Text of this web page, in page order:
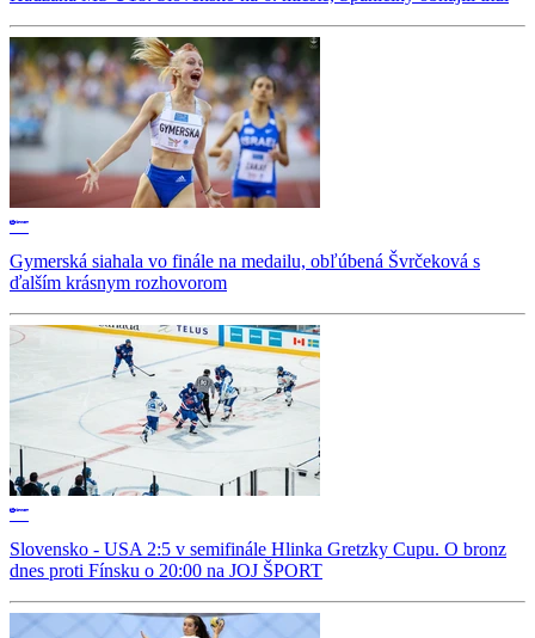
Gymerská siahala vo finále na medailu, obľúbená Švrčeková s
ďalším krásnym rozhovorom
Slovensko - USA 2:5 v semifinále Hlinka Gretzky Cupu. O bronz
dnes proti Fínsku o 20:00 na JOJ ŠPORT